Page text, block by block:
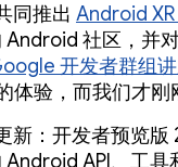
同推出 Android
社区，并
开发者群组
体验，而我们才刚
新：开发者预览版
API、工具